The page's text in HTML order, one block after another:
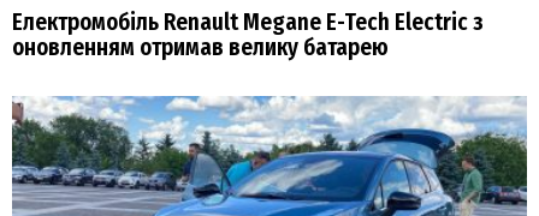
Електромобіль Renault Megane E-Tech Electric з
оновленням отримав велику батарею